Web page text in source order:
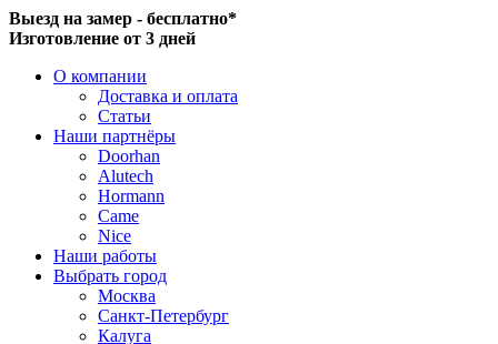
Выезд на замер - бесплатно*
Изготовление от 3 дней
О компании
Доставка и оплата
Статьи
Наши партнёры
Doorhan
Alutech
Hormann
Came
Nice
Наши работы
Выбрать город
Москва
Санкт-Петербург
Калуга